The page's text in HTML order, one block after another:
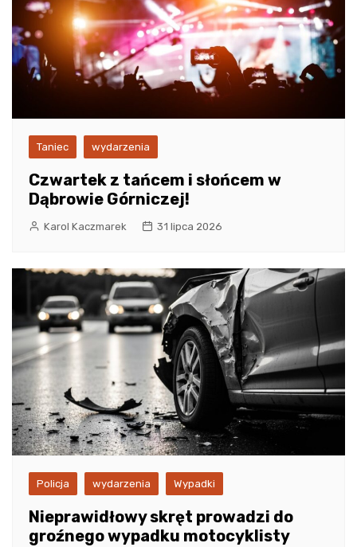
Taniec wydarzenia
Czwartek z tańcem i słońcem w
Dąbrowie Górniczej!
Karol Kaczmarek 31 lipca 2026
Policja wydarzenia Wypadki
Nieprawidłowy skręt prowadzi do
groźnego wypadku motocyklisty